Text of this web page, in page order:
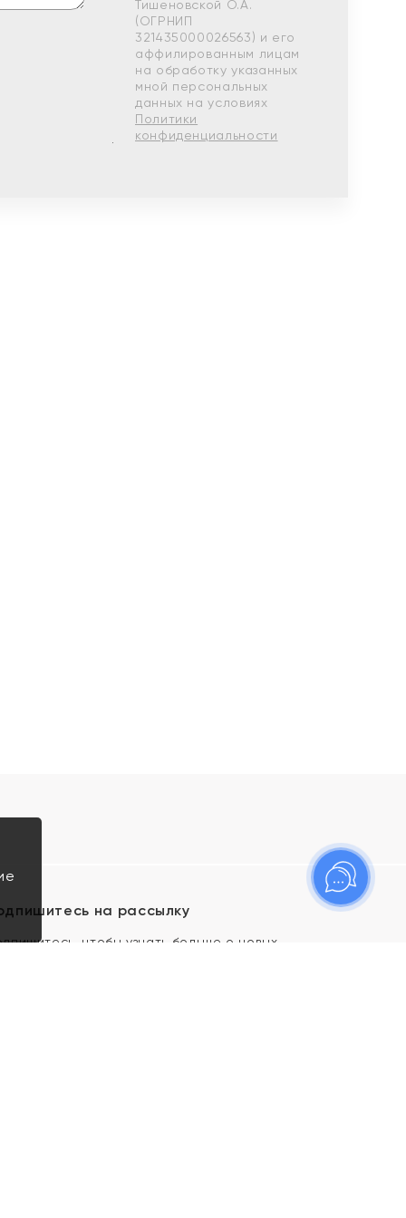
Тишеновской О.А.
(ОГРНИП
321435000026563) и его
аффилированным лицам
на обработку указанных
мной персональных
данных на условиях
Политики
конфиденциальности
на рассылку
чтобы узнать больше о новых